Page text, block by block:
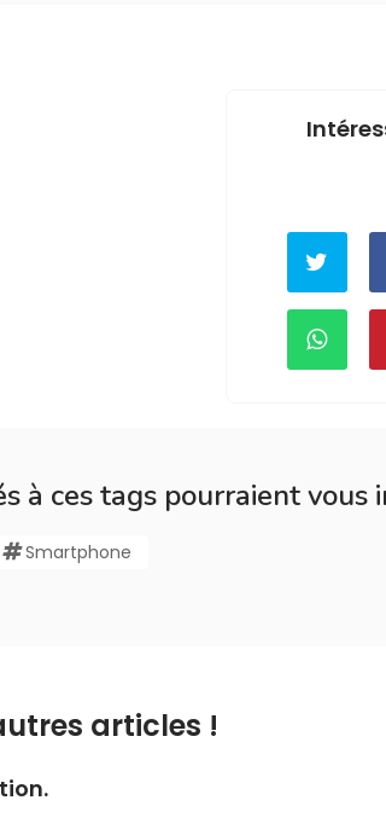
à ces tags pourraient vous
Smartphone
articles !